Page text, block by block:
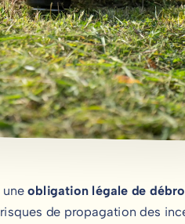
uneobligation légale de
de propagation des